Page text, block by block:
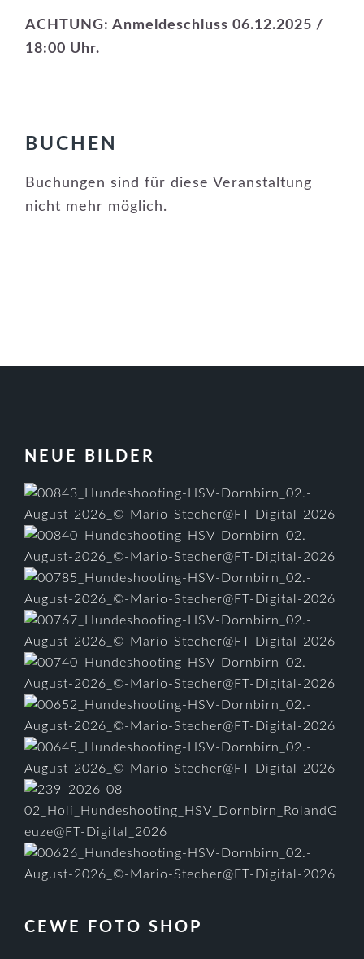
ACHTUNG: Anmeldeschluss 06.12.2025 /
18:00 Uhr.
BUCHEN
Buchungen sind für diese Veranstaltung
nicht mehr möglich.
FOOTER
NEUE BILDER
CEWE FOTO SHOP